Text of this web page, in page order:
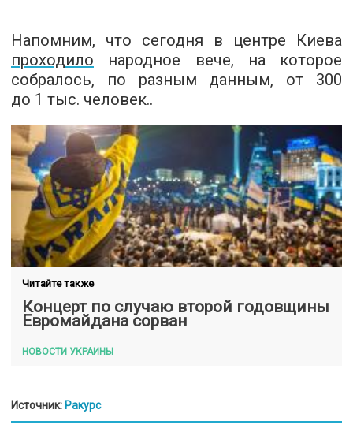
Напомним, что сегодня в центре Киева
проходило народное вече, на которое
собралось, по разным данным, от 300
до 1 тыс. человек..
Читайте также
Концерт по случаю второй годовщины
Евромайдана сорван
НОВОСТИ УКРАИНЫ
Источник: Ракурс